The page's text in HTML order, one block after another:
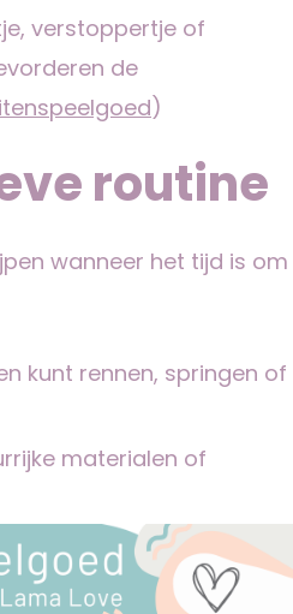
verstoppertje of
de
)
routine
wanneer het tijd is om
kunt rennen, springen of
materialen of